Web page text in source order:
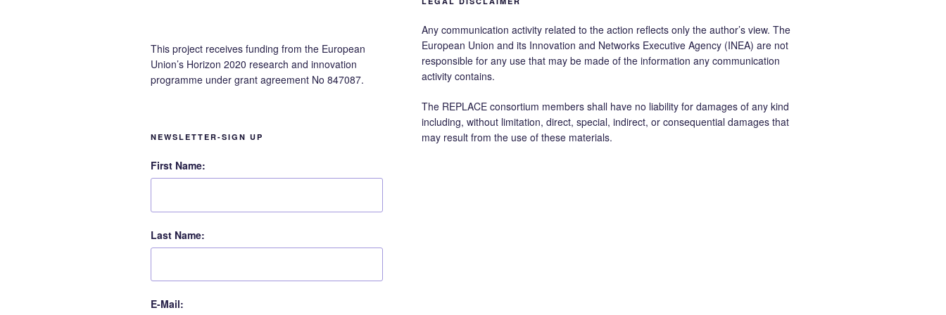
This project receives funding from the European
Union’s Horizon 2020 research and innovation
programme under grant agreement No 847087.
NEWSLETTER-SIGN UP
First Name:
Last Name:
E-Mail:
Any communication activity related to the action reflects only the author’s view. The
European Union and its Innovation and Networks Executive Agency (INEA) are not
responsible for any use that may be made of the information any communication
activity contains.
The REPLACE consortium members shall have no liability for damages of any kind
including, without limitation, direct, special, indirect, or consequential damages that
may result from the use of these materials.